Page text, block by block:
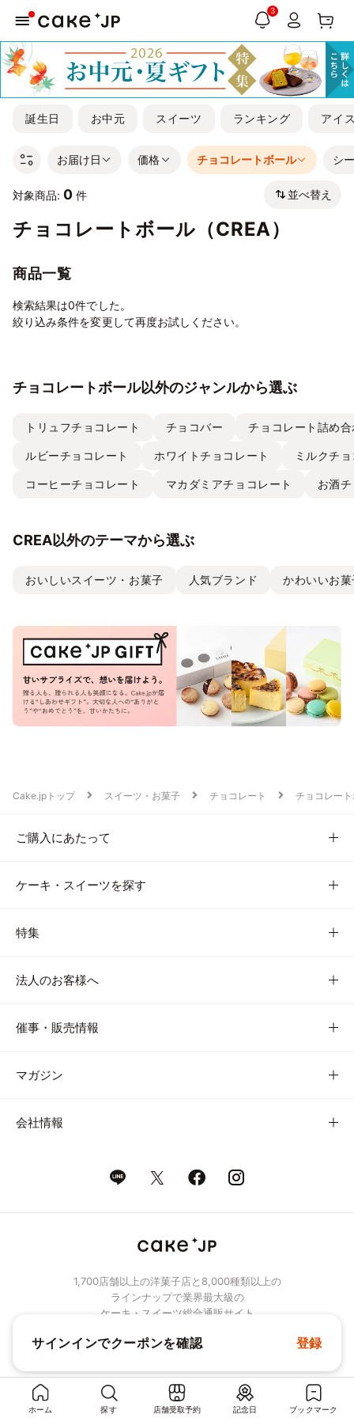
3
誕生日 お中元 スイーツ ランキング アイ
ホーム 探す 店舗受取予約 記念日 ブックマーク
お届け日 価格 チョコレートボール シ
対象商品: 0 件 並べ替え
チョコレートボール（CREA）
商品一覧
検索結果は0件でした。
絞り込み条件を変更して再度お試しください。
チョコレートボール以外のジャンルから選ぶ
トリュフチョコレート チョコバー チョコレート詰め
ルビーチョコレート ホワイトチョコレート ミルクチ
コーヒーチョコレート マカダミアチョコレート お酒
CREA以外のテーマから選ぶ
おいしいスイーツ・お菓子 人気ブランド かわいいお
Cake.jpトップ スイーツ・お菓子 チョコレート チョコレー
ご購入にあたって
ケーキ・スイーツを探す
特集
法人のお客様へ
催事・販売情報
マガジン
会社情報
1,700店舗以上の洋菓子店と8,000種類以上の
ラインナップで業界最大級の
ケーキ・スイーツ総合通販サイト
© Cake.jp Co., Ltd.
サインインでクーポンを確認 登録